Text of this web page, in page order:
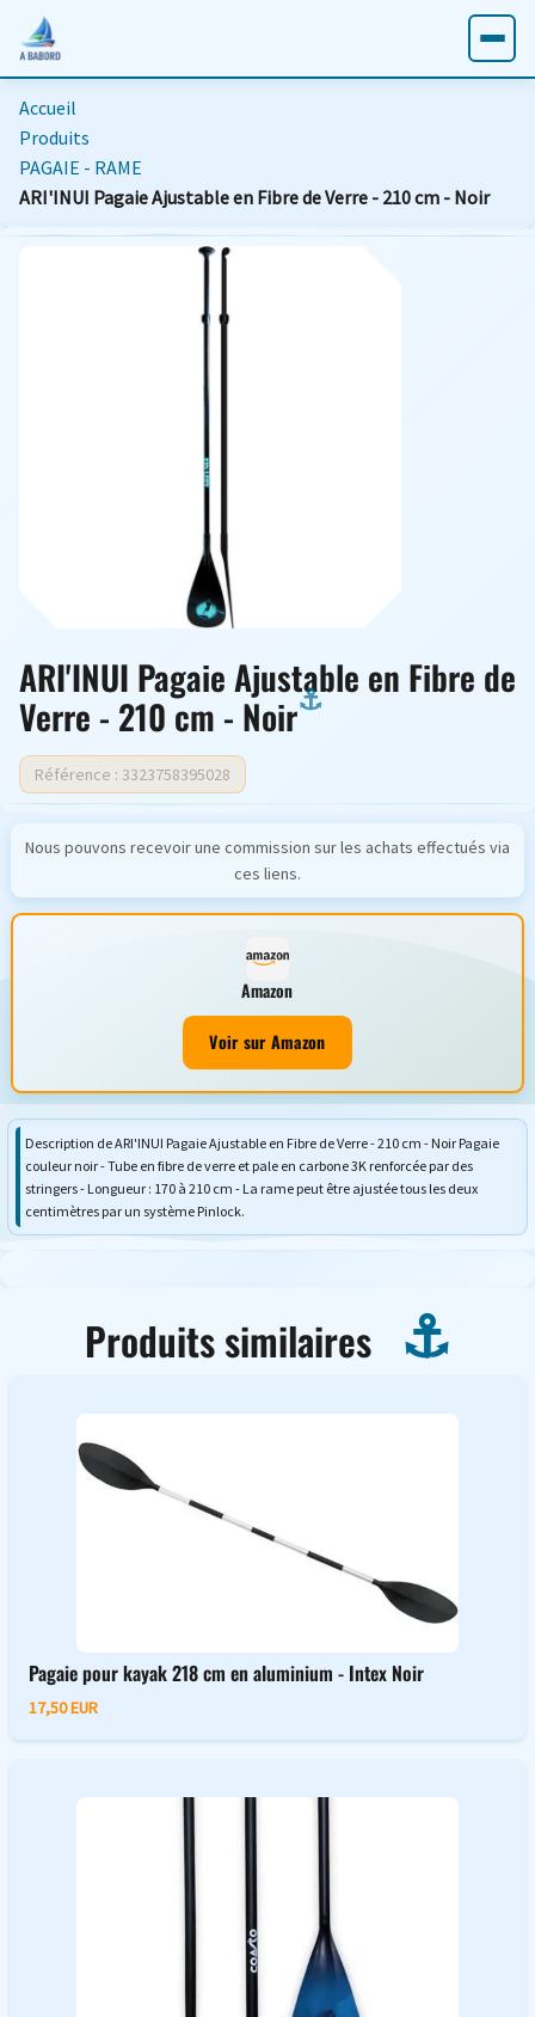
Accueil
Produits
PAGAIE - RAME
ARI'INUI Pagaie Ajustable en Fibre de Verre - 210 cm - Noir
ARI'INUI Pagaie Ajustable en Fibre de
Verre - 210 cm - Noir
Référence : 3323758395028
Nous pouvons recevoir une commission sur les achats effectués via
ces liens.
Amazon
Voir sur Amazon
Description de ARI'INUI Pagaie Ajustable en Fibre de Verre - 210 cm - Noir Pagaie
couleur noir - Tube en fibre de verre et pale en carbone 3K renforcée par des
stringers - Longueur : 170 à 210 cm - La rame peut être ajustée tous les deux
centimètres par un système Pinlock.
Produits similaires
Pagaie pour kayak 218 cm en aluminium - Intex Noir
17,50 EUR